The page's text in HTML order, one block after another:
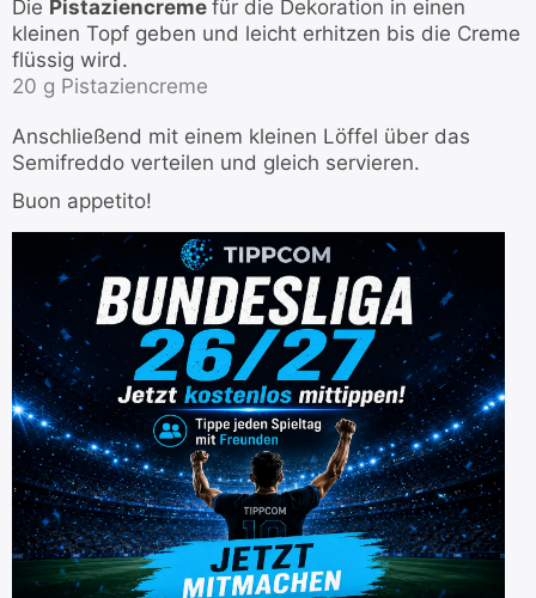
Die Pistaziencreme für die Dekoration in einen
kleinen Topf geben und leicht erhitzen bis die Creme
flüssig wird.
20 g Pistaziencreme
Anschließend mit einem kleinen Löffel über das
Semifreddo verteilen und gleich servieren.
Buon appetito!